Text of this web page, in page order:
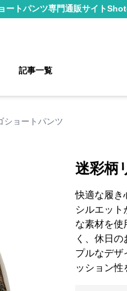
ートパンツ専門通販サイト
記事一覧
ショートパンツ
迷彩柄
快適な履き
シルエッ
な素材を使
く、休日
プルなデザ
ッション性